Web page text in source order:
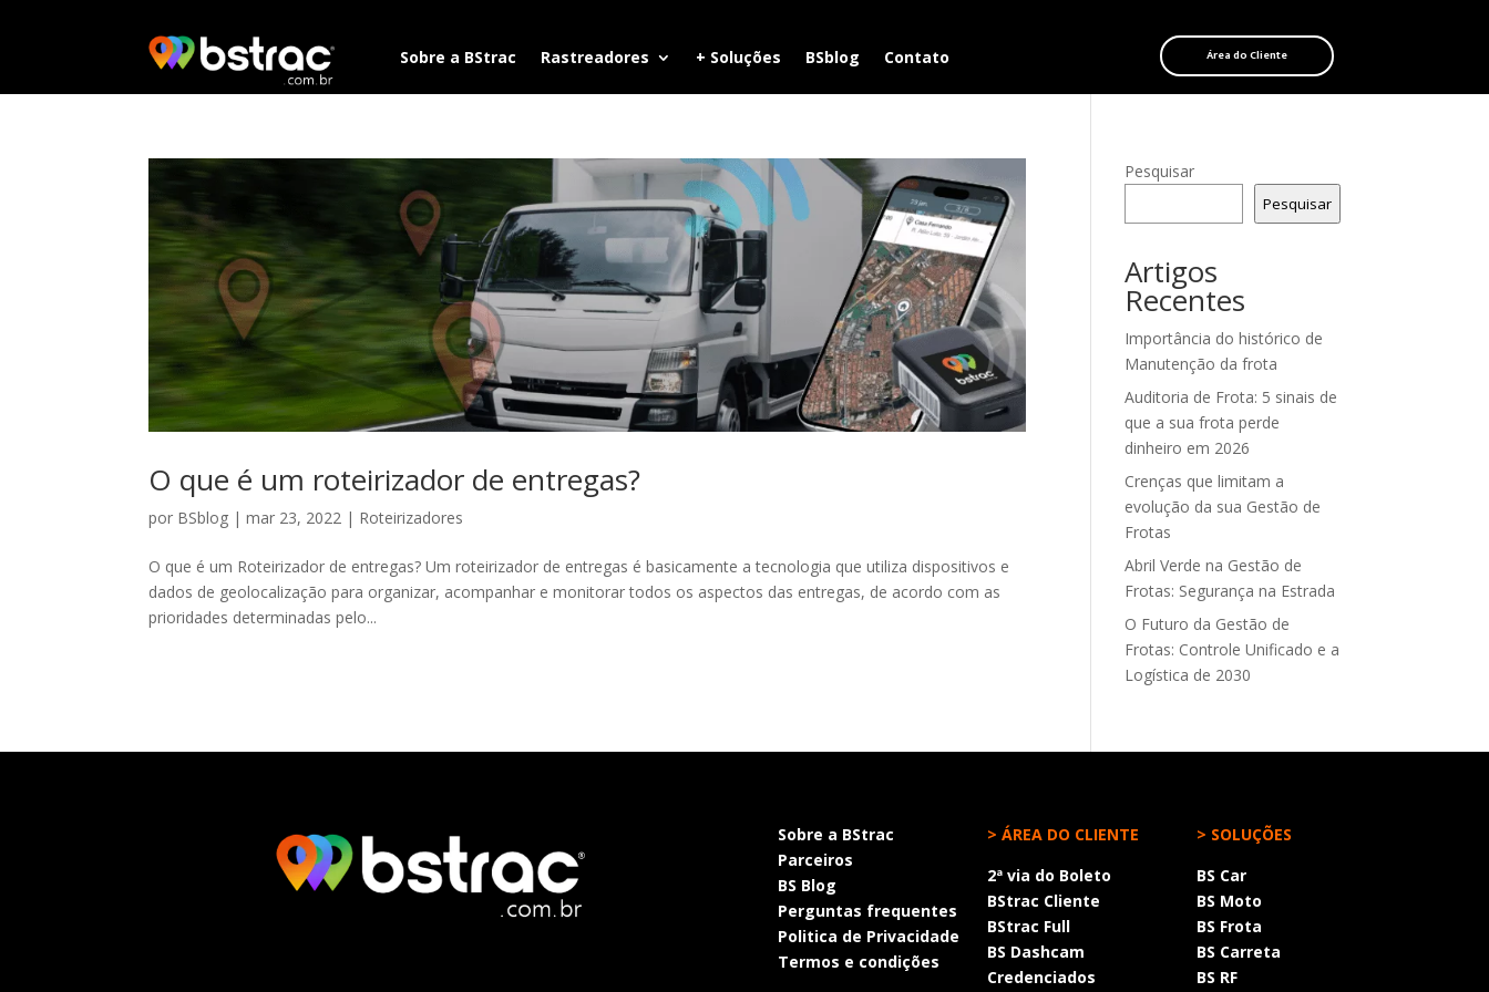
Sobre a BStrac Rastreadores + Soluções BSblog Contato Área do Cliente
O que é um roteirizador de entregas?
por BSblog |mar 23, 2022 | Roteirizadores
O que é um Roteirizador de entregas? Um roteirizador de entregas é basicamente a tecnologia que utiliza dispositivos e
dados de geolocalização para organizar, acompanhar e monitorar todos os aspectos das entregas, de acordo com as
prioridades determinadas pelo...
Pesquisar
Pesquisar
Artigos
Recentes
Importância do histórico de
Manutenção da frota
Auditoria de Frota: 5 sinais de
que a sua frota perde
dinheiro em 2026
Crenças que limitam a
evolução da sua Gestão de
Frotas
Abril Verde na Gestão de
Frotas: Segurança na Estrada
O Futuro da Gestão de
Frotas: Controle Unificado e a
Logística de 2030
Sobre a BStrac
Parceiros
BS Blog
Perguntas frequentes
Politica de Privacidade
Termos e condições
> ÁREA DO CLIENTE
2ª via do Boleto
BStrac Cliente
BStrac Full
BS Dashcam
Credenciados
> SOLUÇÕES
BS Car
BS Moto
BS Frota
BS Carreta
BS RF